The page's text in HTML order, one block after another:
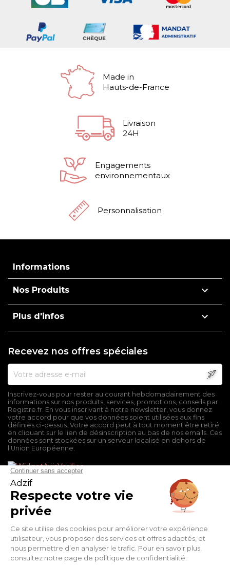
Made in
Hauts-de-France
Livraison
24H
Engagements
environnementaux
Personnalisation
Informations
Nos Produits 
Plus d'infos 
Recevez nos offres spéciales
Inscrivez-vous pour rester au courant hebdomadairement des
informations sur nos produits, services, promotions, conseils par
Registre.fr. En vous inscrivant à notre newsletter, vous donnez
votre accord pour que vos données soient utilisées aux fins
définies ci-dessus. Votre accord peut à tout moment être retiré
en cliquant sur le lien de désinscription au bas de nos emails. Ces
données sont stockées sur un serveur localisé en dehors de
l'Union Européenne.
Conditions générales de vente
Politique de confidentialité